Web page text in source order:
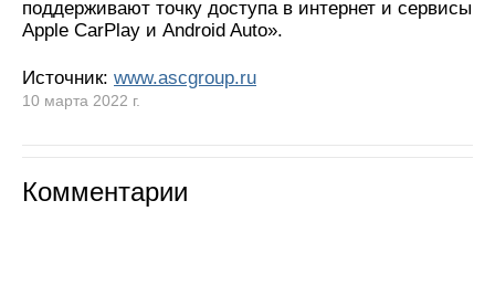
поддерживают точку доступа в интернет и сервисы
Apple CarPlay и Android Auto».
Источник: www.ascgroup.ru
10 марта 2022 г.
Комментарии